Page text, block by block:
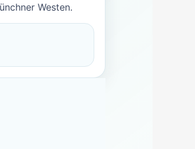
Westen.